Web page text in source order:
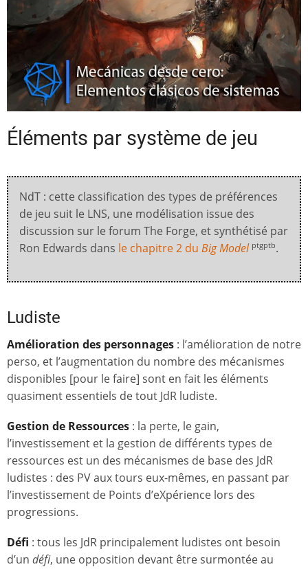
Éléments par système de jeu
NdT : cette classification des types de préférences
de jeu suit le LNS, une modélisation issue des
discussion sur le forum The Forge, et synthétisé par
Ron Edwards dans le chapitre 2 du Big Model ptgptb.
Ludiste
Amélioration des personnages : l’amélioration de notre
perso, et l’augmentation du nombre des mécanismes
disponibles [pour le faire] sont en fait les éléments
quasiment essentiels de tout JdR ludiste.
Gestion de Ressources : la perte, le gain,
l’investissement et la gestion de différents types de
ressources est un des mécanismes de base des JdR
ludistes : des PV aux tours eux-mêmes, en passant par
l’investissement de Points d’eXpérience lors des
progressions.
Défi : tous les JdR principalement ludistes ont besoin
d’un défi, une opposition devant être surmontée au